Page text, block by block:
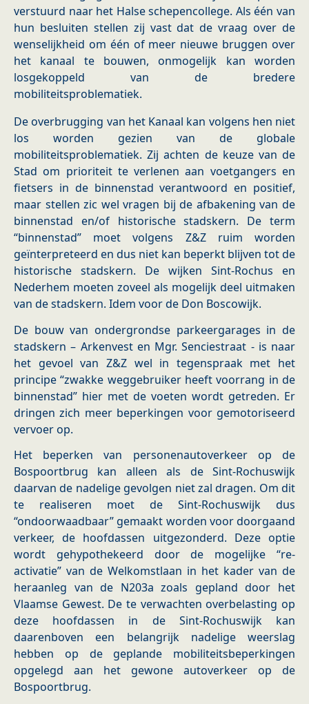
verstuurd naar het Halse schepencollege. Als één van
hun besluiten stellen zij vast dat de vraag over de
wenselijkheid om één of meer nieuwe bruggen over
het kanaal te bouwen, onmogelijk kan worden
losgekoppeld van de bredere
mobiliteitsproblematiek.
De overbrugging van het Kanaal kan volgens hen niet
los worden gezien van de globale
mobiliteitsproblematiek. Zij achten de keuze van de
Stad om prioriteit te verlenen aan voetgangers en
fietsers in de binnenstad verantwoord en positief,
maar stellen zic wel vragen bij de afbakening van de
binnenstad en/of historische stadskern. De term
“binnenstad” moet volgens Z&Z ruim worden
geïnterpreteerd en dus niet kan beperkt blijven tot de
historische stadskern. De wijken Sint-Rochus en
Nederhem moeten zoveel als mogelijk deel uitmaken
van de stadskern. Idem voor de Don Boscowijk.
De bouw van ondergrondse parkeergarages in de
stadskern – Arkenvest en Mgr. Senciestraat - is naar
het gevoel van Z&Z wel in tegenspraak met het
principe “zwakke weggebruiker heeft voorrang in de
binnenstad” hier met de voeten wordt getreden. Er
dringen zich meer beperkingen voor gemotoriseerd
vervoer op.
Het beperken van personenautoverkeer op de
Bospoortbrug kan alleen als de Sint-Rochuswijk
daarvan de nadelige gevolgen niet zal dragen. Om dit
te realiseren moet de Sint-Rochuswijk dus
“ondoorwaadbaar” gemaakt worden voor doorgaand
verkeer, de hoofdassen uitgezonderd. Deze optie
wordt gehypothekeerd door de mogelijke “re-
activatie” van de Welkomstlaan in het kader van de
heraanleg van de N203a zoals gepland door het
Vlaamse Gewest. De te verwachten overbelasting op
deze hoofdassen in de Sint-Rochuswijk kan
daarenboven een belangrijk nadelige weerslag
hebben op de geplande mobiliteitsbeperkingen
opgelegd aan het gewone autoverkeer op de
Bospoortbrug.